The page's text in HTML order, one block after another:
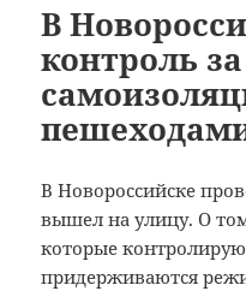
В
контроль
В Новороссийске
вышел на улицу. О
которые
придерживаются